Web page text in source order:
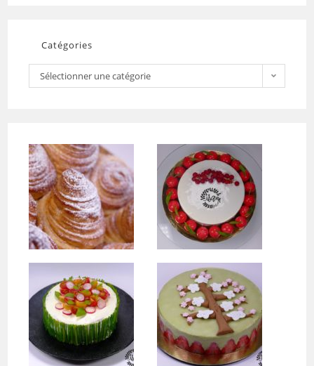
Catégories
Sélectionner une catégorie